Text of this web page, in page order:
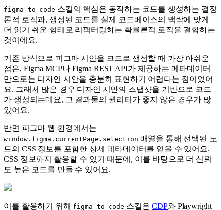
figma-to-code 스킬의 핵심은 동작하는 코드를 생성하는 결정
론적 로직과, 생성된 코드를 실제 코드베이스의 맥락에 맞게
더 읽기 쉬운 형태로 리팩터링하는 확률론적 로직을 결합하는
것이에요.
기존 방식으로 피그마 시안을 코드로 생성할 때 가장 아쉬운
점은, Figma MCP나 Figma REST API가 제공하는 메타데이터
만으로는 디자인 시안을 충분히 표현하기 어렵다는 점이었어
요. 그래서 많은 경우 디자인 시안의 스냅샷을 기반으로 코드
가 생성되는데요, 그 결과물의 퀄리티가 좋지 않은 경우가 많
았어요.
반면 피그마 웹 환경에서는
window.figma.currentPage.selection 배열을 통해 선택된 노
드의 CSS 정보를 포함한 상세 메타데이터를 얻을 수 있어요.
CSS 정보까지 활용할 수 있기 때문에, 이를 바탕으로 더 신뢰
도 높은 코드를 만들 수 있어요.
이를 활용하기 위해 figma-to-code 스킬은 CDP와 Playwright